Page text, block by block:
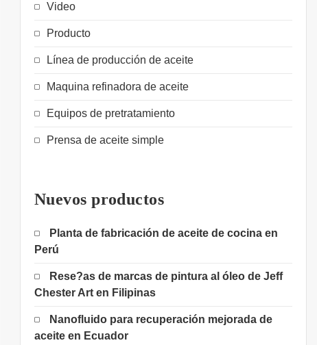
Video
Producto
Línea de producción de aceite
Maquina refinadora de aceite
Equipos de pretratamiento
Prensa de aceite simple
Nuevos productos
Planta de fabricación de aceite de cocina en
Perú
Rese?as de marcas de pintura al óleo de Jeff
Chester Art en Filipinas
Nanofluido para recuperación mejorada de
aceite en Ecuador